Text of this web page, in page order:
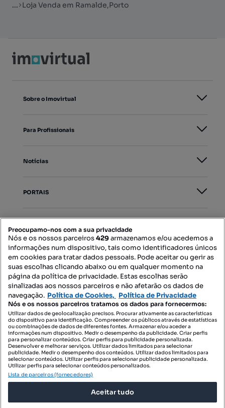
... Loja Venda em Ramalde,Porto
Sobre o Imovirtual
Para Profissionais
Notícias
PORTAIS
Contacte-nos
SIGA-NOS:
DESCARREGAR NA:
© 2026 Imovirtual.com, OLX Portugal, S.A.
Preocupamo-nos com a sua privacidade
Nós e os nossos parceiros429armazenamos e/ou acedemos a
informações num dispositivo, tais como identificadores únicos
em cookies para tratar dados pessoais. Pode aceitar ou gerir as
suas escolhas clicando abaixo ou em qualquer momento na
página da política de privacidade. Estas escolhas serão
sinalizadas aos nossos parceiros e não afetarão os dados de
navegação. Política de Cookies, Política de Privacidade
Nós e os nossos parceiros tratamos os dados para fornecermos:
Utilizar dados de geolocalização precisos. Procurar ativamente as características
do dispositivo para identificação. Compreender os públicos através de estatísticas
ou combinações de dados de diferentes fontes. Armazenar e/ou aceder a
informações num dispositivo. Medir o desempenho da publicidade. Criar perfis
para personalizar conteúdos. Criar perfis para publicidade personalizada.
Desenvolver e melhorar serviços. Utilizar dados limitados para selecionar
publicidade. Medir o desempenho dos conteúdos. Utilizar dados limitados para
selecionar conteúdos. Utilizar perfis para selecionar publicidade personalizada.
Utilizar perfis para selecionar conteúdos personalizados.
Lista de parceiros (fornecedores)
Aceitar tudo